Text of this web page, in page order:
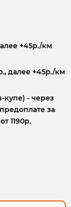
+45р./км
далее +45р./км
- через
за
1190р.